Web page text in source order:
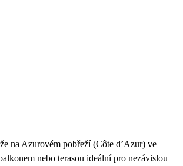
na Azurovém pobřeží (Côte d’Azur) ve
nebo terasou ideální pro nezávislou